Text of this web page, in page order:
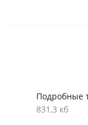
Подробные
831,3 кб